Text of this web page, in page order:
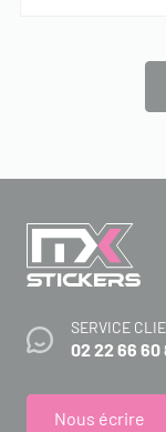
SERVICE
02 22 66 60
Nous écrire